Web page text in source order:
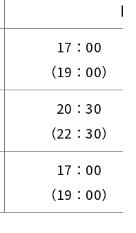
17：00
（19：00）
20：30
（22：30）
17：00
（19：00）